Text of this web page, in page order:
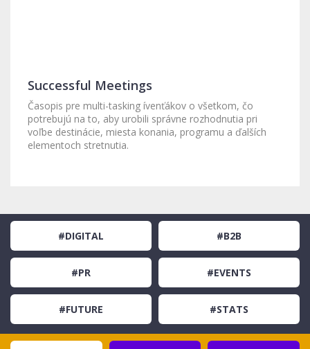
Successful Meetings
Časopis pre multi-tasking ívenťákov o všetkom, čo
potrebujú na to, aby urobili správne rozhodnutia pri
voľbe destinácie, miesta konania, programu a ďalších
elementoch stretnutia.
#DIGITAL #B2B
#PR #EVENTS
#FUTURE #STATS